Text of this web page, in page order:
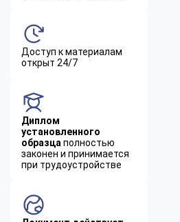
Доступ к материалам
открыт 24/7
Диплом
установленного
образца полностью
законен и принимается
при трудоустройстве